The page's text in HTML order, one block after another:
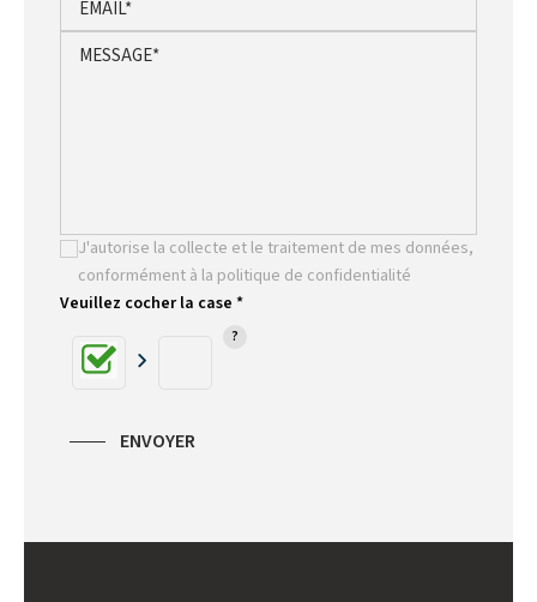
J'autorise la collecte et le traitement de mes données,
conformément à la politique de confidentialité
Veuillez cocher la case *
ENVOYER